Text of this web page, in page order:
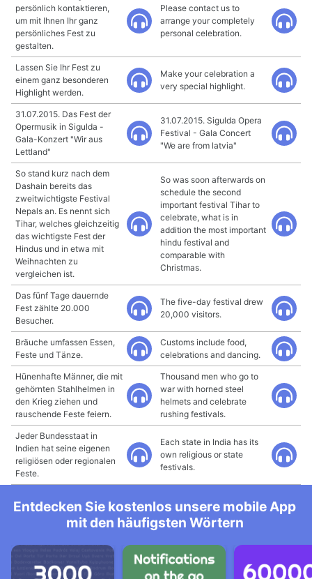
persönlich kontaktieren,
um mit Ihnen Ihr ganz
persönliches Fest zu
gestalten.
Please contact us to
arrange your completely
personal celebration.
Lassen Sie Ihr Fest zu
einem ganz besonderen
Highlight werden.
Make your celebration a
very special highlight.
31.07.2015. Das Fest der
Opermusik in Sigulda -
Gala-Konzert "Wir aus
Lettland"
31.07.2015. Sigulda Opera
Festival - Gala Concert
"We are from latvia"
So stand kurz nach dem
Dashain bereits das
zweitwichtigste Festival
Nepals an. Es nennt sich
Tihar, welches gleichzeitig
das wichtigste Fest der
Hindus und in etwa mit
Weihnachten zu
vergleichen ist.
So was soon afterwards on
schedule the second
important festival Tihar to
celebrate, what is in
addition the most important
hindu festival and
comparable with
Christmas.
Das fünf Tage dauernde
Fest zählte 20.000
Besucher.
The five-day festival drew
20,000 visitors.
Bräuche umfassen Essen,
Feste und Tänze.
Customs include food,
celebrations and dancing.
Hünenhafte Männer, die mit
gehörnten Stahlhelmen in
den Krieg ziehen und
rauschende Feste feiern.
Thousand men who go to
war with horned steel
helmets and celebrate
rushing festivals.
Jeder Bundesstaat in
Indien hat seine eigenen
religiösen oder regionalen
Feste.
Each state in India has its
own religious or state
festivals.
Entdecken Sie kostenlos unsere mobile App
mit den häufigsten Wörtern